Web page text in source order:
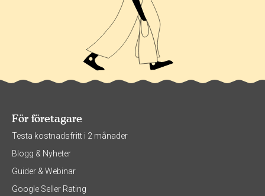
För företagare
Testa kostnadsfritt i 2 månader
Blogg & Nyheter
Guider & Webinar
Google Seller Rating